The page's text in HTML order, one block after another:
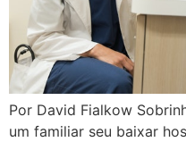
Por David Fialkow
um familiar seu baixar